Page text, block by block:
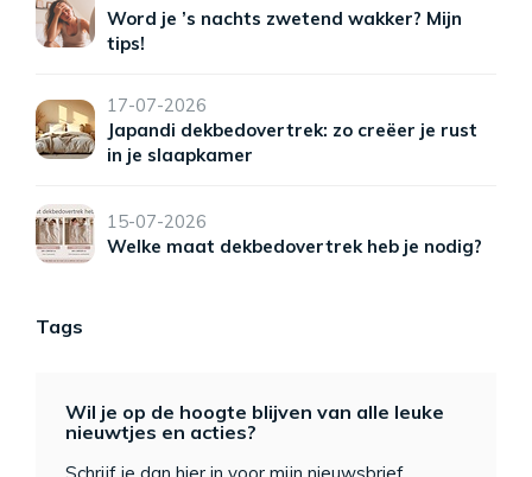
Word je ’s nachts zwetend wakker? Mijn
tips!
17-07-2026
Japandi dekbedovertrek: zo creëer je rust
in je slaapkamer
15-07-2026
Welke maat dekbedovertrek heb je nodig?
Tags
Wil je op de hoogte blijven van alle leuke
nieuwtjes en acties?